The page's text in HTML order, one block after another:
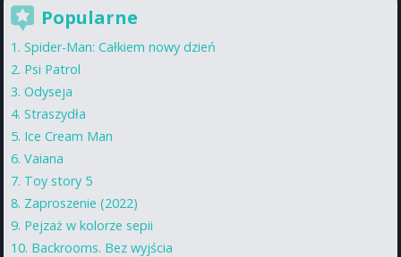
Popularne
Spider-Man: Całkiem nowy dzień
Psi Patrol
Odyseja
Straszydła
Ice Cream Man
Vaiana
Toy story 5
Zaproszenie (2022)
Pejzaż w kolorze sepii
Backrooms. Bez wyjścia